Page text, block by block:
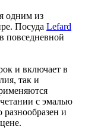
одним из
Посуда Lefard
повседневной
и включает в
так и
с эмалью
и